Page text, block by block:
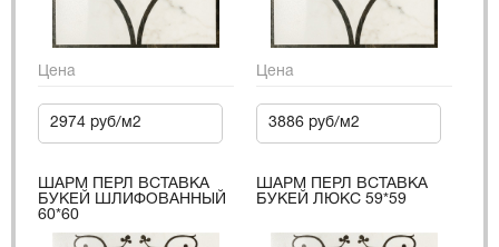
Цена
2974 руб/м2
Цена
3886 руб/м2
ШАРМ ПЕРЛ ВСТАВКА
БУКЕЙ ШЛИФОВАННЫЙ
60*60
ШАРМ ПЕРЛ ВСТАВКА
БУКЕЙ ЛЮКС 59*59